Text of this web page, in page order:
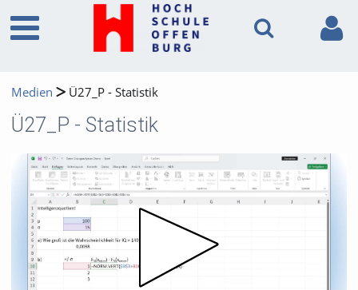
Medien Ü27_P - Statistik
Ü27_P - Statistik